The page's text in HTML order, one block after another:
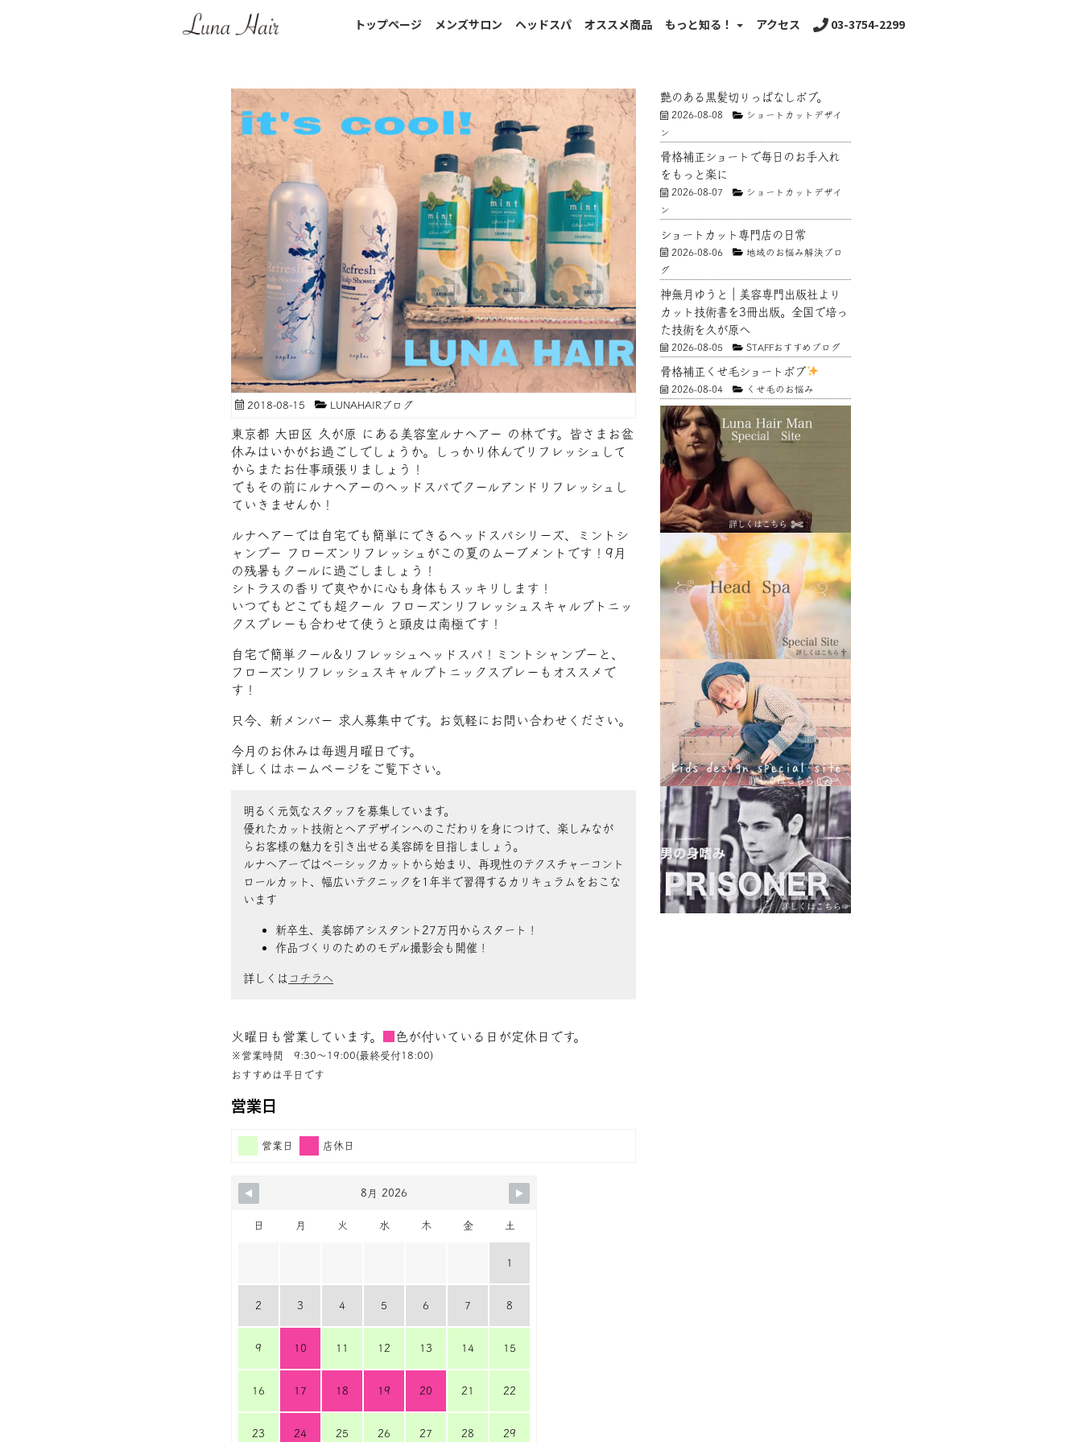
トップページ メンズサロン ヘッドスパ オススメ商品 もっと知る！ アクセス 03-3754-2299
2018-08-15 LUNAHAIRブログ
東京都 大田区 久が原 にある美容室ルナヘアー の林です。皆さまお盆
休みはいかがお過ごしでしょうか。しっかり休んでリフレッシュして
からまたお仕事頑張りましょう！
でもその前にルナヘアーのヘッドスパでクールアンドリフレッシュし
ていきませんか！
ルナヘアーでは自宅でも簡単にできるヘッドスパシリーズ、ミントシ
ャンプー フローズンリフレッシュがこの夏のムーブメントです！9月
の残暑もクールに過ごしましょう！
シトラスの香りで爽やかに心も身体もスッキリします！
いつでもどこでも超クール フローズンリフレッシュスキャルプトニッ
クスプレーも合わせて使うと頭皮は南極です！
自宅で簡単クール&リフレッシュヘッドスパ！ミントシャンプーと、
フローズンリフレッシュスキャルプトニックスプレーもオススメで
す！
只今、新メンバー 求人募集中です。お気軽にお問い合わせください。
今月のお休みは毎週月曜日です。
詳しくはホームページをご覧下さい。
明るく元気なスタッフを募集しています。
優れたカット技術とヘアデザインへのこだわりを身につけて、楽しみなが
らお客様の魅力を引き出せる美容師を目指しましょう。
ルナヘアーではベーシックカットから始まり、再現性のテクスチャーコント
ロールカット、幅広いテクニックを1年半で習得するカリキュラムをおこな
います
新卒生、美容師アシスタント27万円からスタート！
作品づくりのためのモデル撮影会も開催！
詳しくは コチラへ
火曜日も営業しています。 色が付いている日が定休日です。
※営業時間 9:30〜19:00(最終受付18:00)
おすすめは平日です
営業日
営業日 店休日
8月 2026
日 月 火 水 木 金 土
1
2 3 4 5 6 7 8
9 10 11 12 13 14 15
16 17 18 19 20 21 22
23 24 25 26 27 28 29
艶のある黒髪切りっぱなしボブ。
2026-08-08
ショートカットデザイ
ン
骨格補正ショートで毎日のお手入れ
をもっと楽に
2026-08-07
ショートカットデザイ
ン
ショートカット専門店の日常
2026-08-06
地域のお悩み解決ブロ
グ
神無月ゆうと｜美容専門出版社より
カット技術書を3冊出版。全国で培っ
た技術を久が原へ
2026-08-05 STAFFおすすめブログ
骨格補正くせ毛ショートボブ
2026-08-04 くせ毛のお悩み